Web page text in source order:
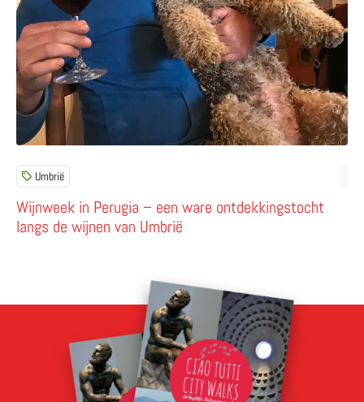
Wijnweek in Perugia – een ware ontdekkingstocht
langs de wijnen van Umbrië
Umbrië